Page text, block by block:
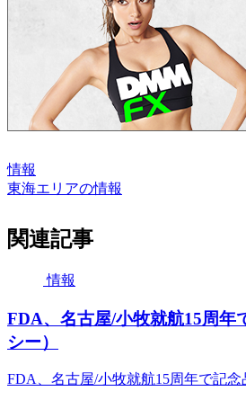
情報
東海エリアの情報
関連記事
情報
FDA、名古屋/小牧就航15周年
シー）
FDA、名古屋/小牧就航15周年で記